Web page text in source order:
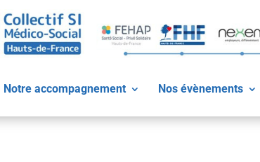
Notre accompagnement Nos évènements